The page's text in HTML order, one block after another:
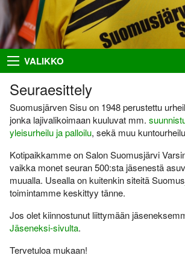
VALIKKO
Takaisin
Hiihto
Palloilu- ja yleisurheilu
Sisumaja
Suunnistus
Uutiset
Kalenteri
Menneitä
Takaisin
Riston Hölkkä
Ykkössuunnat
AIEMMAT
Karjalan Liiton
suunnistusmestaruuskilpailut
28.8.2021
8.–9.8.2020
7.9.2018
Takaisin
Kuvat
Puvut
SUUNNISTAJILLE
Irma
Netti-ilmo
JÄSENTEN SIVUJA
Timo Rapakko
Intranet
Takaisin
Seuraesittely
Organisaatio
SEURAA MEITÄ
Flickr
RSS
Seuraesittely
Suomusjärven Sisu on 1948 perustettu
jonka lajivalikoimaan kuuluvat mm.
yleisurheilu ja palloilu, sekä muu
Kotipaikkamme on Salon Suomusjärvi
vaikka monet seuran 500:sta jäsenestä
muualla. Usealla on kuitenkin siteitä
toimintamme keskittyy tänne.
Jos olet kiinnostunut liittymään
Jäseneksi-sivulta.
Tervetuloa mukaan!